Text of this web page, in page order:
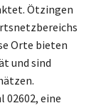
Ötzingen
Orte bieten
und sind
02602, eine